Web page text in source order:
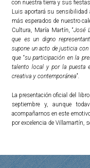
Entorno
Callejero
HORARIOS
PUBLICACIONES
ACTUALIDAD
Noticias
con nuestra tierra y sus
Luis aportará su
más esperados de nuestro
Cultura, María Martín, “José
que es un digno
supone un acto de justicia
que “su participación en la
talento local y por la puesta
creativa y contemporánea”.
La presentación oficial del
septiembre y, aunque
acompañarnos en este
por excelencia de Villamartín,